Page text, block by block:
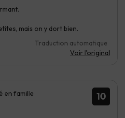
mais on y dort bien.
Traduction automatique
Voir l'original
10
en famille